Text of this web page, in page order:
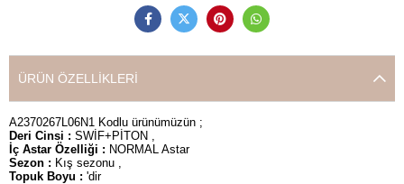
ÜRÜN ÖZELLIKLERI
A2370267L06N1 Kodlu ürünümüzün ;
Deri Cinsi : SWİF+PİTON ,
İç Astar Özelliği : NORMAL Astar
Sezon : Kış sezonu ,
Topuk Boyu : 'dir